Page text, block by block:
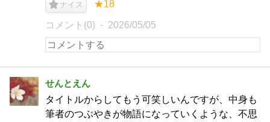
ナイス ★18
コメント(0) 2026/05/05
せんとえん
タイトルからしてもう可笑しいんですが、中身も
筆者のつぶやきが物語になっていくような、不思